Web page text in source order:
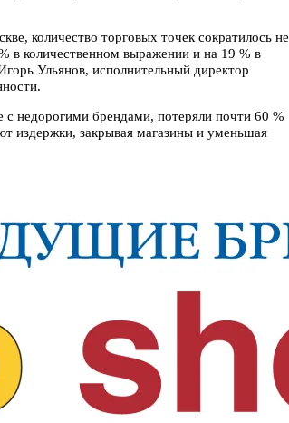
количество торговых точек сократилось не
в количественном выражении и на 19 % в
Ульянов, исполнительный директор
недорогими брендами, потеряли почти 60 %
издержки, закрывая магазины и уменьшая